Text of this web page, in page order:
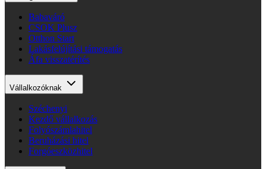
Babaváró
CSOK Plusz
Otthon Start
Lakásfelújítási támogatás
Áfa visszatérítés
Vállalkozóknak
Széchenyi
Kezdő vállalkozás
Folyószámlahitel
Beruházási hitel
Forgóeszközhitel